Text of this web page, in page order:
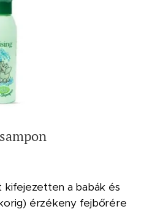
kifejezetten a babák és
érzékeny fejbőrére